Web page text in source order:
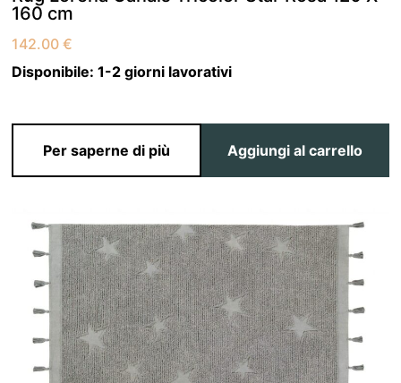
160 cm
142.00€
Disponibile:1-2 giorni lavorativi
Per saperne di più Aggiungi al carrello